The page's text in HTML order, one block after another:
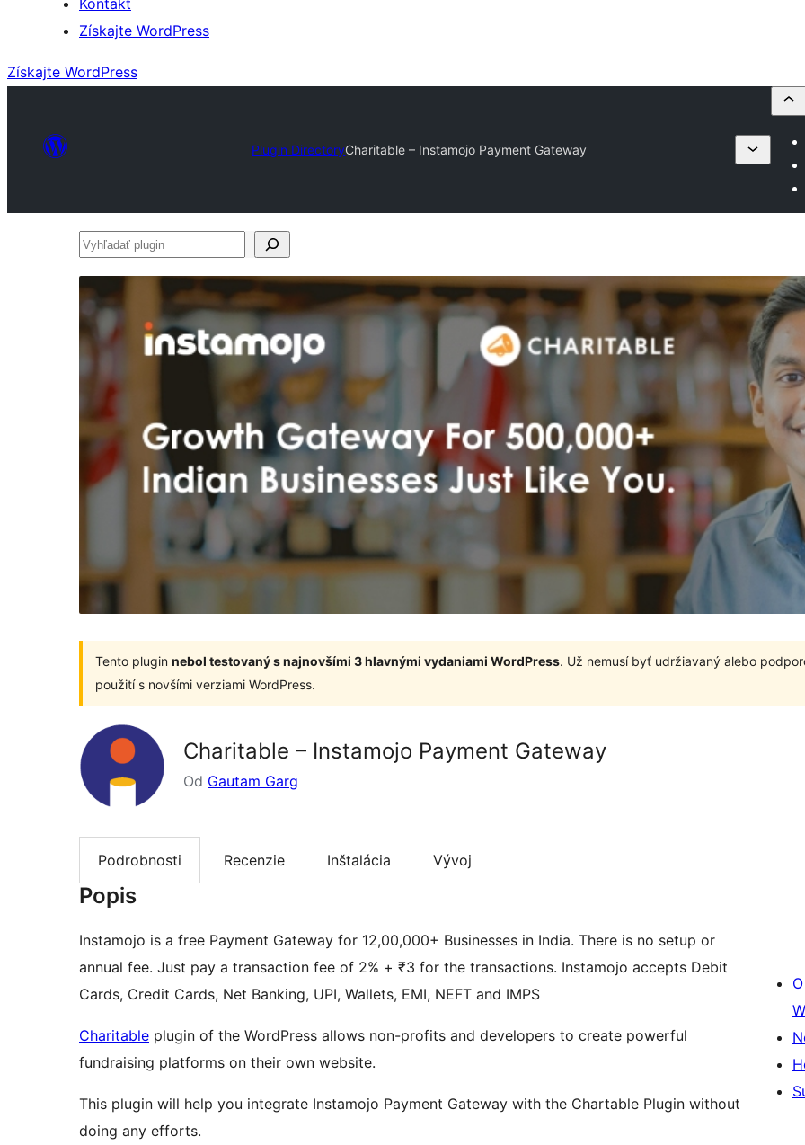
Kontakt
Získajte WordPress
Získajte WordPress
Plugin DirectoryCharitable – Instamojo Payment Gateway
Vyhľadať
Tento plugin nebol testovaný s najnovšími 3 hlavnými vydaniami WordPress. Už nemusí byť udržiavaný alebo
použití s novšími verziami WordPress.
Charitable – Instamojo Payment Gateway
Od Gautam Garg
Podrobnosti Recenzie Inštalácia Vývoj
Popis
Instamojo is a free Payment Gateway for 12,00,000+ Businesses in India. There is no setup or
annual fee. Just pay a transaction fee of 2% + ₹3 for the transactions. Instamojo accepts Debit
Cards, Credit Cards, Net Banking, UPI, Wallets, EMI, NEFT and IMPS
Charitable plugin of the WordPress allows non-profits and developers to create powerful
fundraising platforms on their own website.
This plugin will help you integrate Instamojo Payment Gateway with the Chartable Plugin without
doing any efforts.
O